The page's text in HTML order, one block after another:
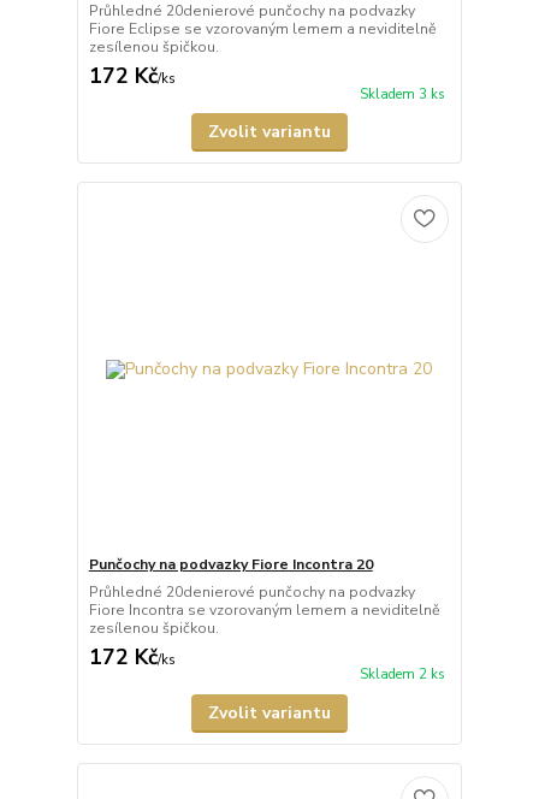
Průhledné 20denierové punčochy na podvazky
Fiore Eclipse se vzorovaným lemem a neviditelně
zesílenou špičkou.
172 Kč/ks
Skladem 3 ks
Zvolit variantu
Punčochy na podvazky Fiore Incontra 20
Průhledné 20denierové punčochy na podvazky
Fiore Incontra se vzorovaným lemem a neviditelně
zesílenou špičkou.
172 Kč/ks
Skladem 2 ks
Zvolit variantu